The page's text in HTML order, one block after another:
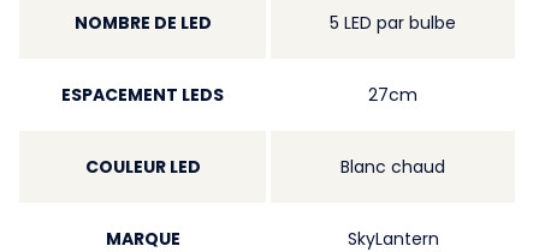
NOMBRE DE LED 5 LED par bulbe
ESPACEMENT LEDS 27cm
COULEUR LED Blanc chaud
MARQUE SkyLantern